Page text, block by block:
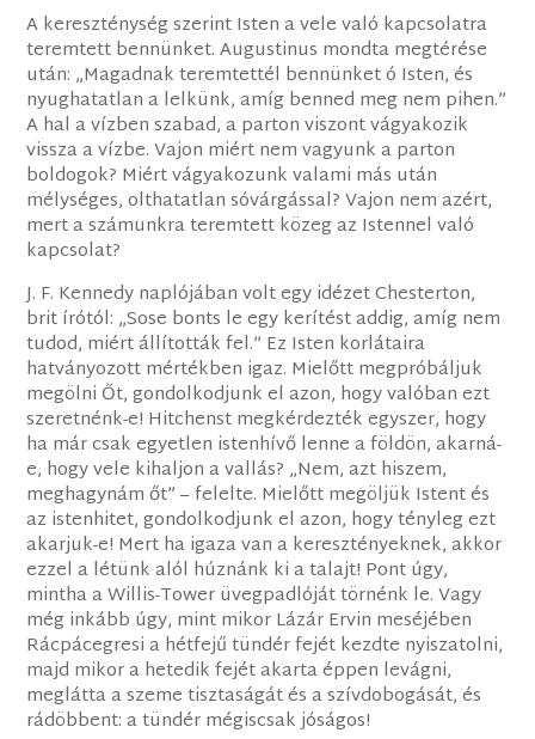
A kereszténység szerint Isten a vele való kapcsolatra
teremtett bennünket. Augustinus mondta megtérése
után: „Magadnak teremtettél bennünket ó Isten, és
nyughatatlan a lelkünk, amíg benned meg nem pihen.”
A hal a vízben szabad, a parton viszont vágyakozik
vissza a vízbe. Vajon miért nem vagyunk a parton
boldogok? Miért vágyakozunk valami más után
mélységes, olthatatlan sóvárgással? Vajon nem azért,
mert a számunkra teremtett közeg az Istennel való
kapcsolat?
J. F. Kennedy naplójában volt egy idézet Chesterton,
brit írótól: „Sose bonts le egy kerítést addig, amíg nem
tudod, miért állították fel.” Ez Isten korlátaira
hatványozott mértékben igaz. Mielőtt megpróbáljuk
megölni Őt, gondolkodjunk el azon, hogy valóban ezt
szeretnénk-e! Hitchenst megkérdezték egyszer, hogy
ha már csak egyetlen istenhívő lenne a földön, akarná-
e, hogy vele kihaljon a vallás? „Nem, azt hiszem,
meghagynám őt” – felelte. Mielőtt megöljük Istent és
az istenhitet, gondolkodjunk el azon, hogy tényleg ezt
akarjuk-e! Mert ha igaza van a keresztényeknek, akkor
ezzel a létünk alól húznánk ki a talajt! Pont úgy,
mintha a Willis-Tower üvegpadlóját törnénk le. Vagy
még inkább úgy, mint mikor Lázár Ervin meséjében
Rácpácegresi a hétfejű tündér fejét kezdte nyiszatolni,
majd mikor a hetedik fejét akarta éppen levágni,
meglátta a szeme tisztaságát és a szívdobogását, és
rádöbbent: a tündér mégiscsak jóságos!